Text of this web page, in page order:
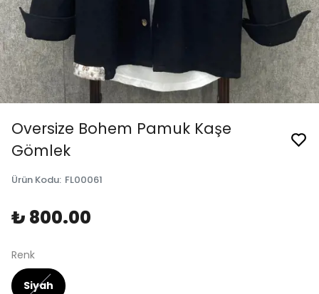
Oversize Bohem Pamuk Kaşe
Gömlek
Ürün Kodu: FL00061
₺ 800.00
Renk
Siyah